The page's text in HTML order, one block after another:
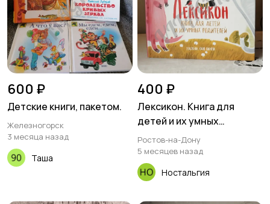
600 ₽
Детские книги, пакетом.
Железногорск
3 месяца назад
Таша
400 ₽
Лексикон. Книга для
детей и их умных
родителей /Н. В.
Замеховский-
Ростов-на-Дону
5 месяцев назад
Ностальгия